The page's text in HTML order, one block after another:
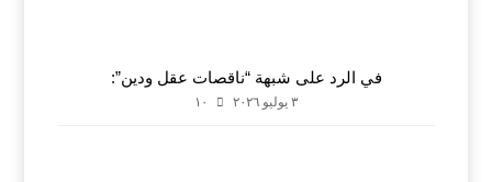
في الرد على شبهة “ناقصات عقل ودين”:
٣ يوليو ٢٠٢٦ ١٠